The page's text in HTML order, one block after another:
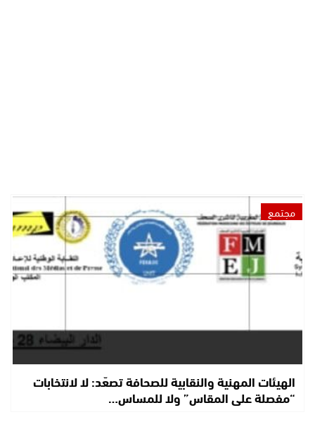
مجتمع
الهيئات المهنية والنقابية للصحافة تصعّد: لا لانتخابات
“مفصلة على المقاس” ولا للمساس…